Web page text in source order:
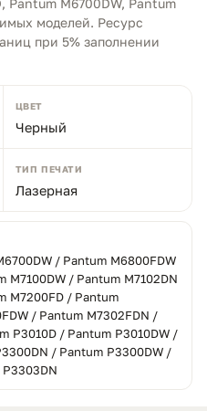
Pantum M6700DW, Pantum
моделей. Ресурс
при 5% заполнении
ЦВЕТ
Черный
ТИП ПЕЧАТИ
Лазерная
/ Pantum M6800FDW
M7100DW / Pantum M7102DN
M7200FD / Pantum
/ Pantum M7302FDN /
P3010D / Pantum P3010DW /
/ Pantum P3300DW /